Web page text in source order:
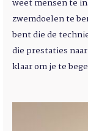
weet mensen te
zwemdoelen te
bent die de
die prestaties
klaar om je te